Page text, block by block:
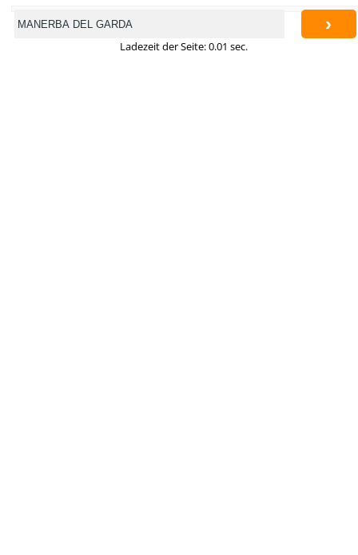
›
Ladezeit der Seite: 0.01 sec.